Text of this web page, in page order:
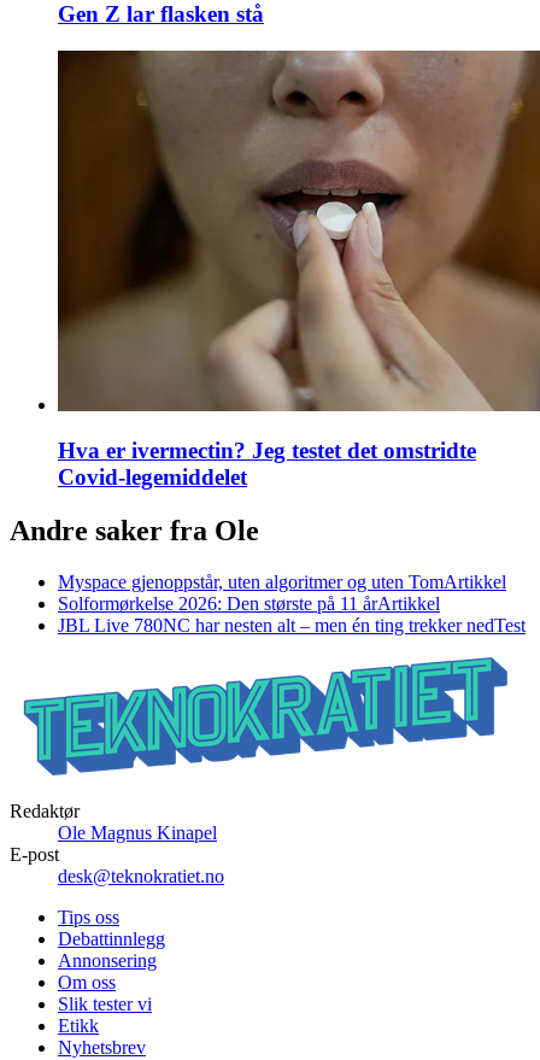
Gen Z lar flasken stå
Hva er ivermectin? Jeg testet det omstridte
Covid-legemiddelet
Andre saker fra Ole
Myspace gjenoppstår, uten algoritmer og uten TomArtikkel
Solformørkelse 2026: Den største på 11 årArtikkel
JBL Live 780NC har nesten alt – men én ting trekker nedTest
Redaktør
Ole Magnus Kinapel
E-post
desk@teknokratiet.no
Tips oss
Debattinnlegg
Annonsering
Om oss
Slik tester vi
Etikk
Nyhetsbrev